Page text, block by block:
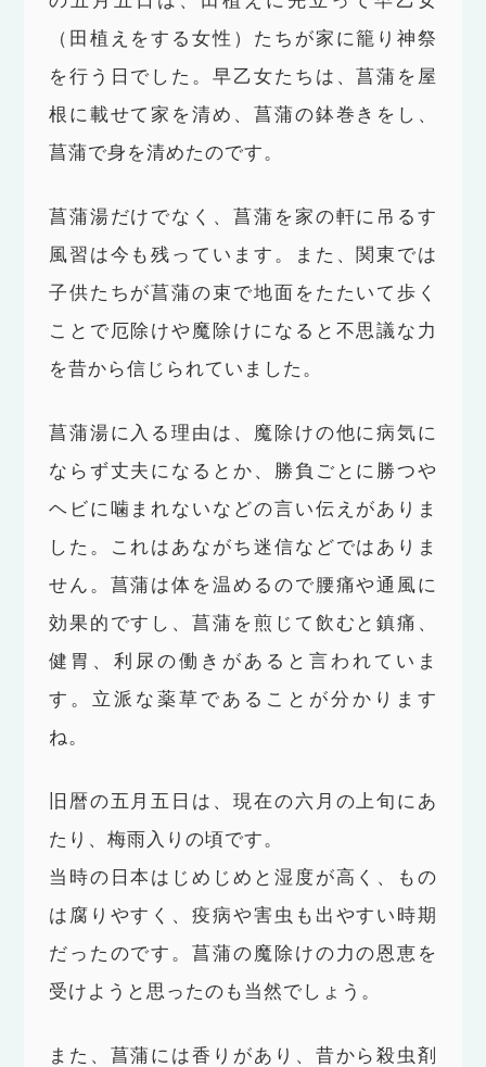
（田植えをする女性）たちが家に籠り神祭
を行う日でした。早乙女たちは、菖蒲を屋
根に載せて家を清め、菖蒲の鉢巻きをし、
菖蒲で身を清めたのです。
菖蒲湯だけでなく、菖蒲を家の軒に吊るす
風習は今も残っています。また、関東では
子供たちが菖蒲の束で地面をたたいて歩く
ことで厄除けや魔除けになると不思議な力
を昔から信じられていました。
菖蒲湯に入る理由は、魔除けの他に病気に
ならず丈夫になるとか、勝負ごとに勝つや
ヘビに噛まれないなどの言い伝えがありま
した。これはあながち迷信などではありま
せん。菖蒲は体を温めるので腰痛や通風に
効果的ですし、菖蒲を煎じて飲むと鎮痛、
健胃、利尿の働きがあると言われていま
す。立派な薬草であることが分かります
ね。
旧暦の五月五日は、現在の六月の上旬にあ
たり、梅雨入りの頃です。
当時の日本はじめじめと湿度が高く、もの
は腐りやすく、疫病や害虫も出やすい時期
だったのです。菖蒲の魔除けの力の恩恵を
受けようと思ったのも当然でしょう。
また、菖蒲には香りがあり、昔から殺虫剤